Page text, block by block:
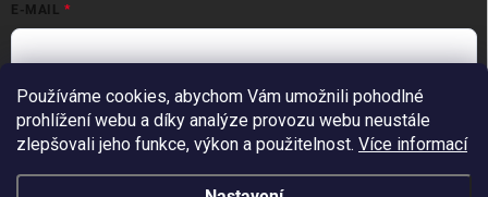
Používáme cookies, abychom Vám umožnili pohodlné
prohlížení webu a díky analýze provozu webu neustále
zlepšovali jeho funkce, výkon a použitelnost. Více informací
E-MAIL
Vložením e-mailu souhlasíte spodmínkami ochrany osobních údajů
Přihlásit se
Chyťte vlnu!
Přihlaste se k odběru a žádná novinka Vám už neuplave.
CHCI DOSTÁVAT NOVINKY